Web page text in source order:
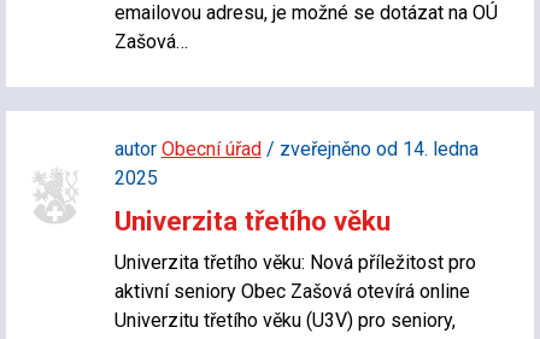
emailovou adresu, je možné se dotázat na OÚ
Zašová…
autor Obecní úřad/ zveřejněno od 14. ledna
2025
Univerzita třetího věku
Univerzita třetího věku: Nová příležitost pro
aktivní seniory Obec Zašová otevírá online
Univerzitu třetího věku (U3V) pro seniory,